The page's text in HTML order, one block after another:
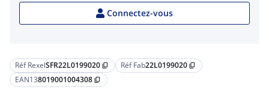
Réf RexelSFR22L0199020 content_copy Réf Fab22L0199020 content_copy
EAN138019001004308 content_copy
Connectez-vous